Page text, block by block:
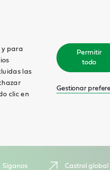
y para
las
clic en
Permitir
todo
Gestionar
Síganos Castrol global